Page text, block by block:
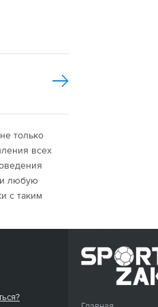
только
всех
любую
с таким